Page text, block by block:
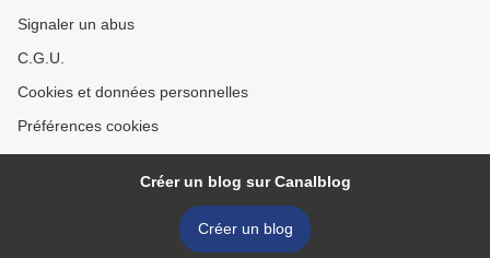
Signaler un abus
C.G.U.
Cookies et données personnelles
Préférences cookies
Créer un blog sur Canalblog
Créer un blog